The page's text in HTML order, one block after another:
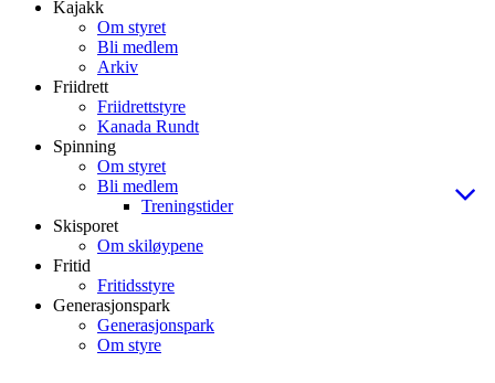
Kajakk
Om styret
Bli medlem
Arkiv
Friidrett
Friidrettstyre
Kanada Rundt
Spinning
Om styret
Bli medlem
Treningstider
Skisporet
Om skiløypene
Fritid
Fritidsstyre
Generasjonspark
Generasjonspark
Om styre